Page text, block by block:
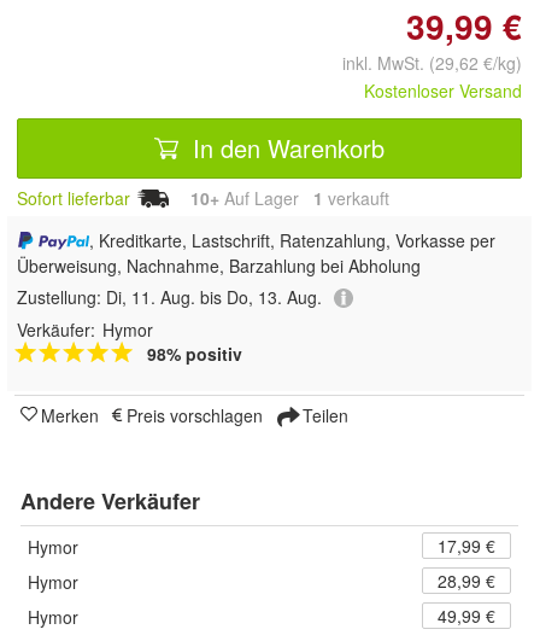
39,99 €
inkl. MwSt. (29,62 €/kg)
Kostenloser Versand
In den Warenkorb
Sofort lieferbar 10+ Auf Lager 1 verkauft
, Kreditkarte, Lastschrift, Ratenzahlung, Vorkasse per
Überweisung, Nachnahme, Barzahlung bei Abholung
Zustellung: Di, 11. Aug. bis Do, 13. Aug.
Verkäufer: Hymor
98% positiv
Merken Preis vorschlagen Teilen
Andere Verkäufer
Hymor
17,99 €
Hymor
28,99 €
Hymor
49,99 €